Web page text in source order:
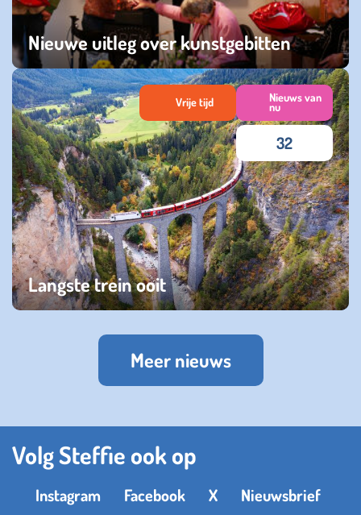
Nieuwe uitleg over kunstgebitten
vrijdag 22 maart 2024
Langste trein ooit
Vrije tijd Nieuws van
nu
32
Meer nieuws
Volg Steffie ook op
Instagram Facebook X Nieuwsbrief